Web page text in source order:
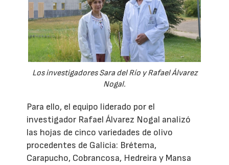
Los investigadores Sara del Río y Rafael Álvarez
Nogal.
Para ello, el equipo liderado por el
investigador Rafael Álvarez Nogal analizó
las hojas de cinco variedades de olivo
procedentes de Galicia: Brétema,
Carapucho, Cobrancosa, Hedreira y Mansa